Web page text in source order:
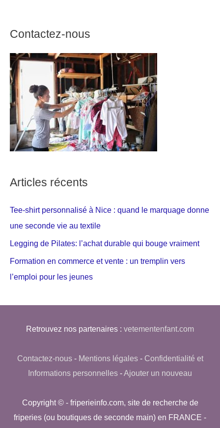
Contactez-nous
Articles récents
Tee-shirt personnalisé à Nice : quand le marquage donne
une seconde vie au textile
Legging de Pilates: l’achat durable qui bouge vraiment
Formation en commerce et vente : un tremplin vers
l’emploi pour les jeunes
Retrouvez nos partenaires : vetementenfant.com
Contactez-nous- Mentions légales- Confidentialité et
Informations personnelles -Ajouter un nouveau
Copyright © - friperieinfo.com, site de recherche de
friperies (ou boutiques de seconde main) en FRANCE -